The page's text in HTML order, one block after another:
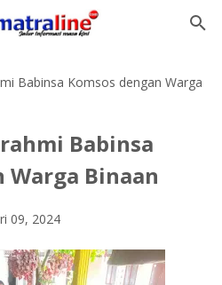
Babinsa Komsos dengan Warga
Babinsa
Warga Binaan
09, 2024